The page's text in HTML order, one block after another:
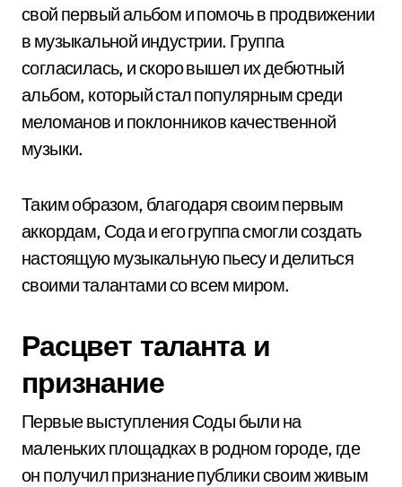
свой первый альбом и помочь в продвижении
в музыкальной индустрии. Группа
согласилась, и скоро вышел их дебютный
альбом, который стал популярным среди
меломанов и поклонников качественной
музыки.
Таким образом, благодаря своим первым
аккордам, Сода и его группа смогли создать
настоящую музыкальную пьесу и делиться
своими талантами со всем миром.
Расцвет таланта и
признание
Первые выступления Соды были на
маленьких площадках в родном городе, где
он получил признание публики своим живым